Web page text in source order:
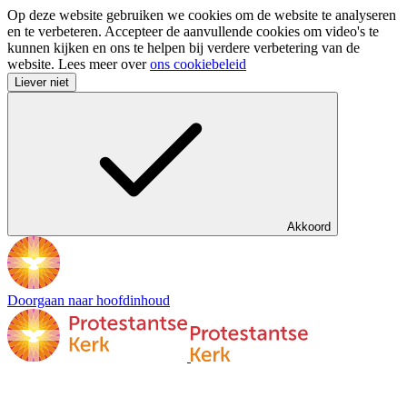
Op deze website gebruiken we cookies om de website te analyseren
en te verbeteren. Accepteer de aanvullende cookies om video's te
kunnen kijken en ons te helpen bij verdere verbetering van de
website. Lees meer overons cookiebeleid
Liever niet
Akkoord
Doorgaan naar hoofdinhoud